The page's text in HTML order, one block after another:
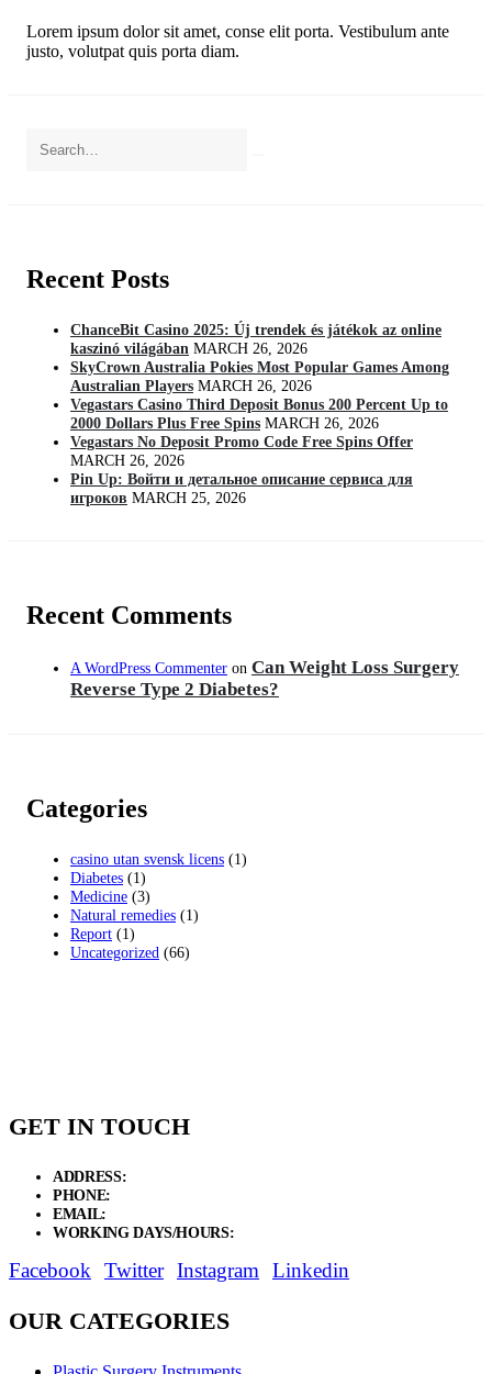
Lorem ipsum dolor sit amet, conse elit porta. Vestibulum ante
justo, volutpat quis porta diam.
Recent Posts
ChanceBit Casino 2025: Új trendek és játékok az online
kaszinó világában MARCH 26, 2026
SkyCrown Australia Pokies Most Popular Games Among
Australian Players MARCH 26, 2026
Vegastars Casino Third Deposit Bonus 200 Percent Up to
2000 Dollars Plus Free Spins MARCH 26, 2026
Vegastars No Deposit Promo Code Free Spins Offer
MARCH 26, 2026
Pin Up: Войти и детальное описание сервиса для
игроков MARCH 25, 2026
Recent Comments
A WordPress Commenter on Can Weight Loss Surgery
Reverse Type 2 Diabetes?
Categories
casino utan svensk licens (1)
Diabetes (1)
Medicine (3)
Natural remedies (1)
Report (1)
Uncategorized (66)
GET IN TOUCH
ADDRESS:
PHONE:
EMAIL:
WORKING DAYS/HOURS:
Facebook Twitter Instagram Linkedin
OUR CATEGORIES